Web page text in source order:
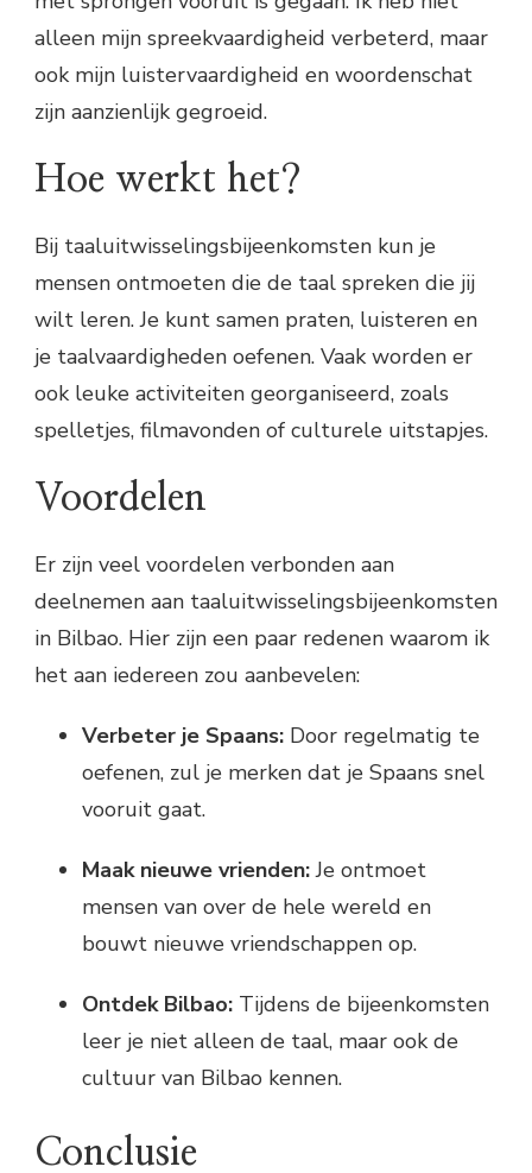
alleen mijn spreekvaardigheid verbeterd, maar
ook mijn luistervaardigheid en woordenschat
zijn aanzienlijk gegroeid.
Hoe werkt het?
Bij taaluitwisselingsbijeenkomsten kun je
mensen ontmoeten die de taal spreken die jij
wilt leren. Je kunt samen praten, luisteren en
je taalvaardigheden oefenen. Vaak worden er
ook leuke activiteiten georganiseerd, zoals
spelletjes, filmavonden of culturele uitstapjes.
Voordelen
Er zijn veel voordelen verbonden aan
deelnemen aan taaluitwisselingsbijeenkomsten
in Bilbao. Hier zijn een paar redenen waarom ik
het aan iedereen zou aanbevelen:
Verbeter je Spaans: Door regelmatig te
oefenen, zul je merken dat je Spaans snel
vooruit gaat.
Maak nieuwe vrienden:Je ontmoet
mensen van over de hele wereld en
bouwt nieuwe vriendschappen op.
Ontdek Bilbao: Tijdens de bijeenkomsten
leer je niet alleen de taal, maar ook de
cultuur van Bilbao kennen.
Conclusie